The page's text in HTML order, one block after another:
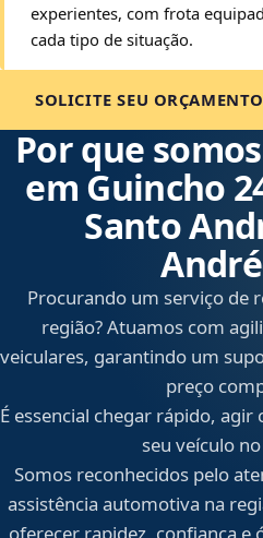
experientes, com frota
cada tipo de situação.
SOLICITE SEU ORÇAMENTO
Por que
em Guincho
Santo
Procurando um serviço de
região? Atuamos com
veiculares, garantindo um
preço
É essencial chegar rápido,
seu veículo
Somos reconhecidos pelo
assistência automotiva na